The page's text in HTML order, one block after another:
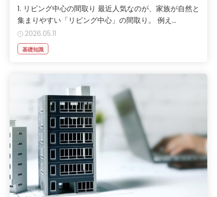
1. リビング中心の間取り 最近人気なのが、家族が自然と
集まりやすい「リビング中心」の間取り。 例え...
2026.05.11
基礎知識